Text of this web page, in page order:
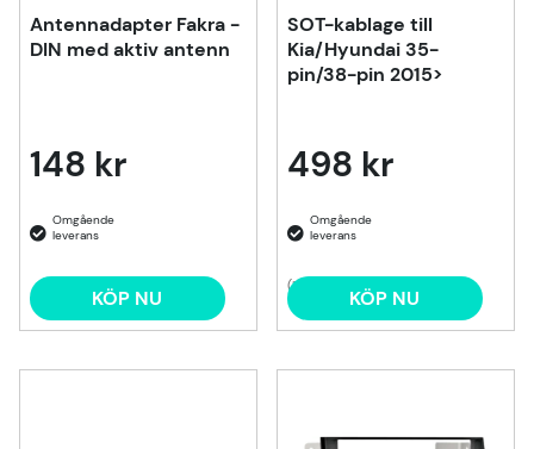
Antennadapter Fakra -
DIN med aktiv antenn
148 kr
KÖP NU
SOT-kablage till
Kia/Hyundai 35-
pin/38-pin 2015>
498 kr
(1) KÖP NU